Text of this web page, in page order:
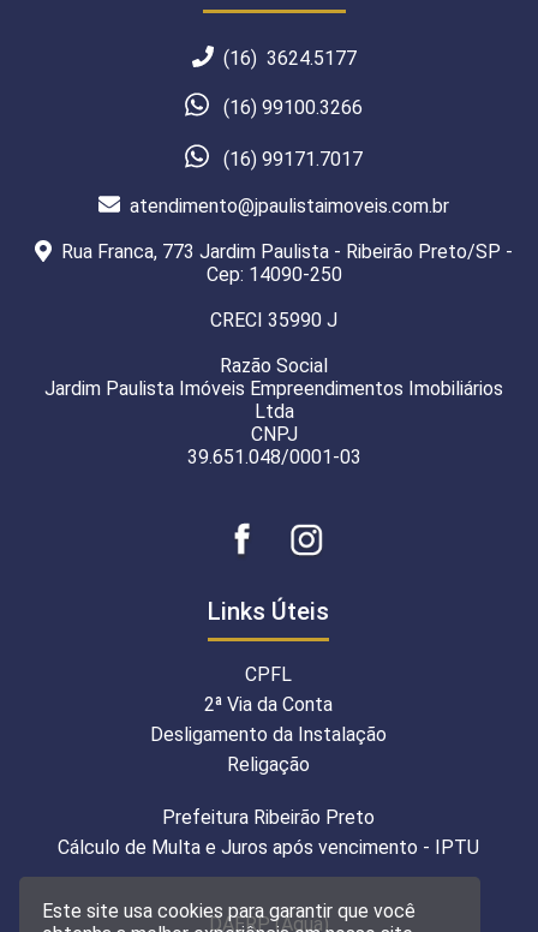
Este site usa cookies para garantir que você
(16) 3624.5177
(16) 99100.3266
(16) 99171.7017
atendimento@jpaulistaimoveis.com.br
Rua Franca, 773 Jardim Paulista - Ribeirão Preto/SP -
Cep: 14090-250
CRECI 35990 J
Razão Social
Jardim Paulista Imóveis Empreendimentos Imobiliários
Ltda
CNPJ
39.651.048/0001-03
Links Úteis
CPFL
2ª Via da Conta
Desligamento da Instalação
Religação
Prefeitura Ribeirão Preto
Cálculo de Multa e Juros após vencimento - IPTU
DAERP (Água)